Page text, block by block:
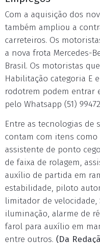
Com a aquisição dos
também ampliou a
carreteiros. Os
a nova frota Mercedes-
Brasil. Os motoristas
Habilitação categoria E
rodotrem podem entrar
pelo Whatsapp (51)
Entre as tecnologias de
contam com itens
assistente de ponto
de faixa de rolagem,
auxílio de partida em
estabilidade, piloto
limitador de velocidade,
iluminação, alarme de
farol para auxílio em
entre outros. (Da